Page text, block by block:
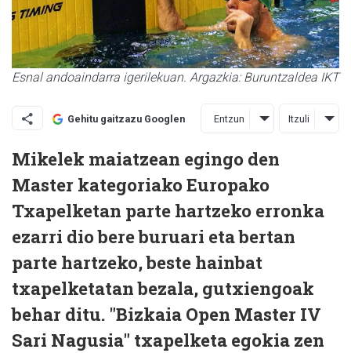
Esnal andoaindarra igerilekuan. Argazkia: Buruntzaldea IKT
Gehitu gaitzazu Googlen Entzun Itzuli
Mikelek maiatzean egingo den
Master kategoriako Europako
Txapelketan parte hartzeko erronka
ezarri dio bere buruari eta bertan
parte hartzeko, beste hainbat
txapelketatan bezala, gutxiengoak
behar ditu. "Bizkaia Open Master IV
Sari Nagusia" txapelketa egokia zen